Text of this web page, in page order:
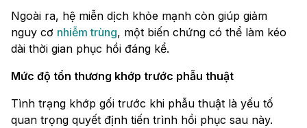
Ngoài ra, hệ miễn dịch khỏe mạnh còn giúp giảm
nguy cơ nhiễm trùng, một biến chứng có thể làm kéo
dài thời gian phục hồi đáng kể.
Mức độ tổn thương khớp trước phẫu thuật
Tình trạng khớp gối trước khi phẫu thuật là yếu tố
quan trọng quyết định tiến trình hồi phục sau này.